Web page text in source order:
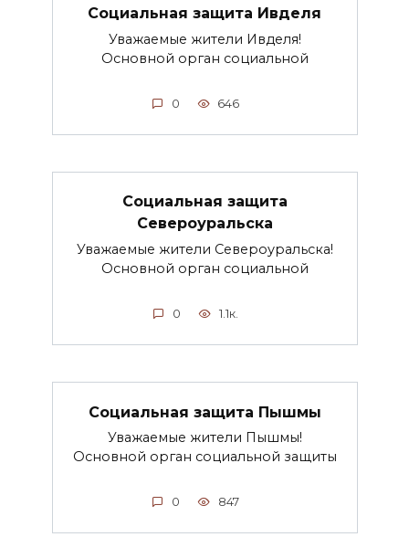
Социальная защита Ивделя
Уважаемые жители Ивделя!
Основной орган социальной
0 646
Социальная защита
Североуральска
Уважаемые жители Североуральска!
Основной орган социальной
0 1.1к.
Социальная защита Пышмы
Уважаемые жители Пышмы!
Основной орган социальной защиты
0 847